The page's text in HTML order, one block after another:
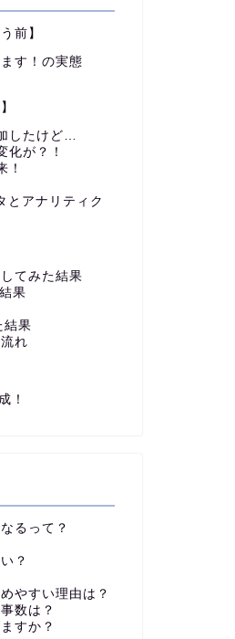
前】
す！の実態
したけど…
化が？！
！
とアナリティク
てみた結果
果
結果
れ
！
るって？
？
やすい理由は？
数は？
すか？